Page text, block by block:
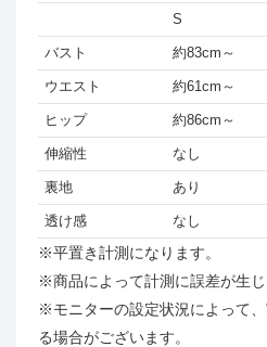
S
バスト 約83cm～
ウエスト 約61cm～
ヒップ 約86cm～
伸縮性 なし
裏地 あり
透け感 なし
※平置き計測になります。
※商品によって計測に誤差が生じ
※モニターの設定状況によって
る場合がございます。